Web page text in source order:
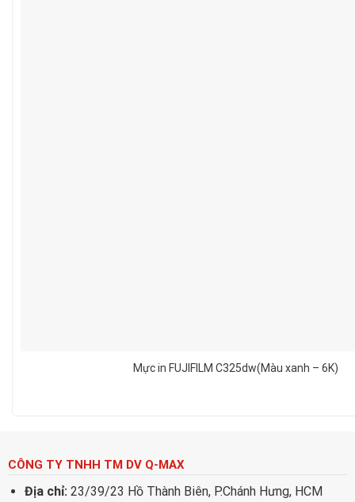
Mực in FUJIFILM C325dw(Màu xanh – 6K)
CÔNG TY TNHH TM DV Q-MAX
Địa chỉ: 23/39/23 Hồ Thành Biên, P.Chánh Hưng, HCM